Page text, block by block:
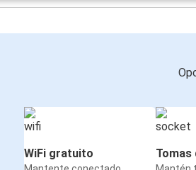
WiFi gratuito